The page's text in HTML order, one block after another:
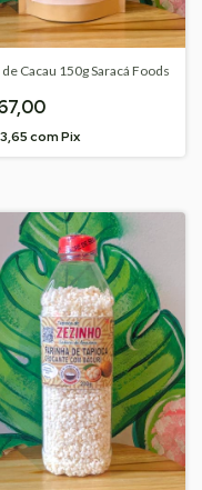
Cacau 150g Saracá Foods
comPix